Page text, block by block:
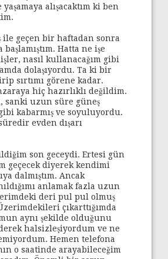
alışacaktım ki ben
ile geçen bir haftadan sonra
başlamıştım. Hatta ne işe
nasıl kullanacağım gibi
dolaşıyordu. Ta ki bir
sırtımı görene kadar.
hiç hazırlıklı değildim.
sanki uzun süre güneş
kabarmış ve soyuluyordu.
evden dışarı
son geceydi. Ertesi gün
geçecek diyerek kendimi
dalmıştım. Ancak
anlamak fazla uzun
deri pul pul olmuş
çıkarttığımda
aynı şekilde olduğunu
halsizleşiyordum ve ne
Hemen telefona
o saatinde arayabileceğim